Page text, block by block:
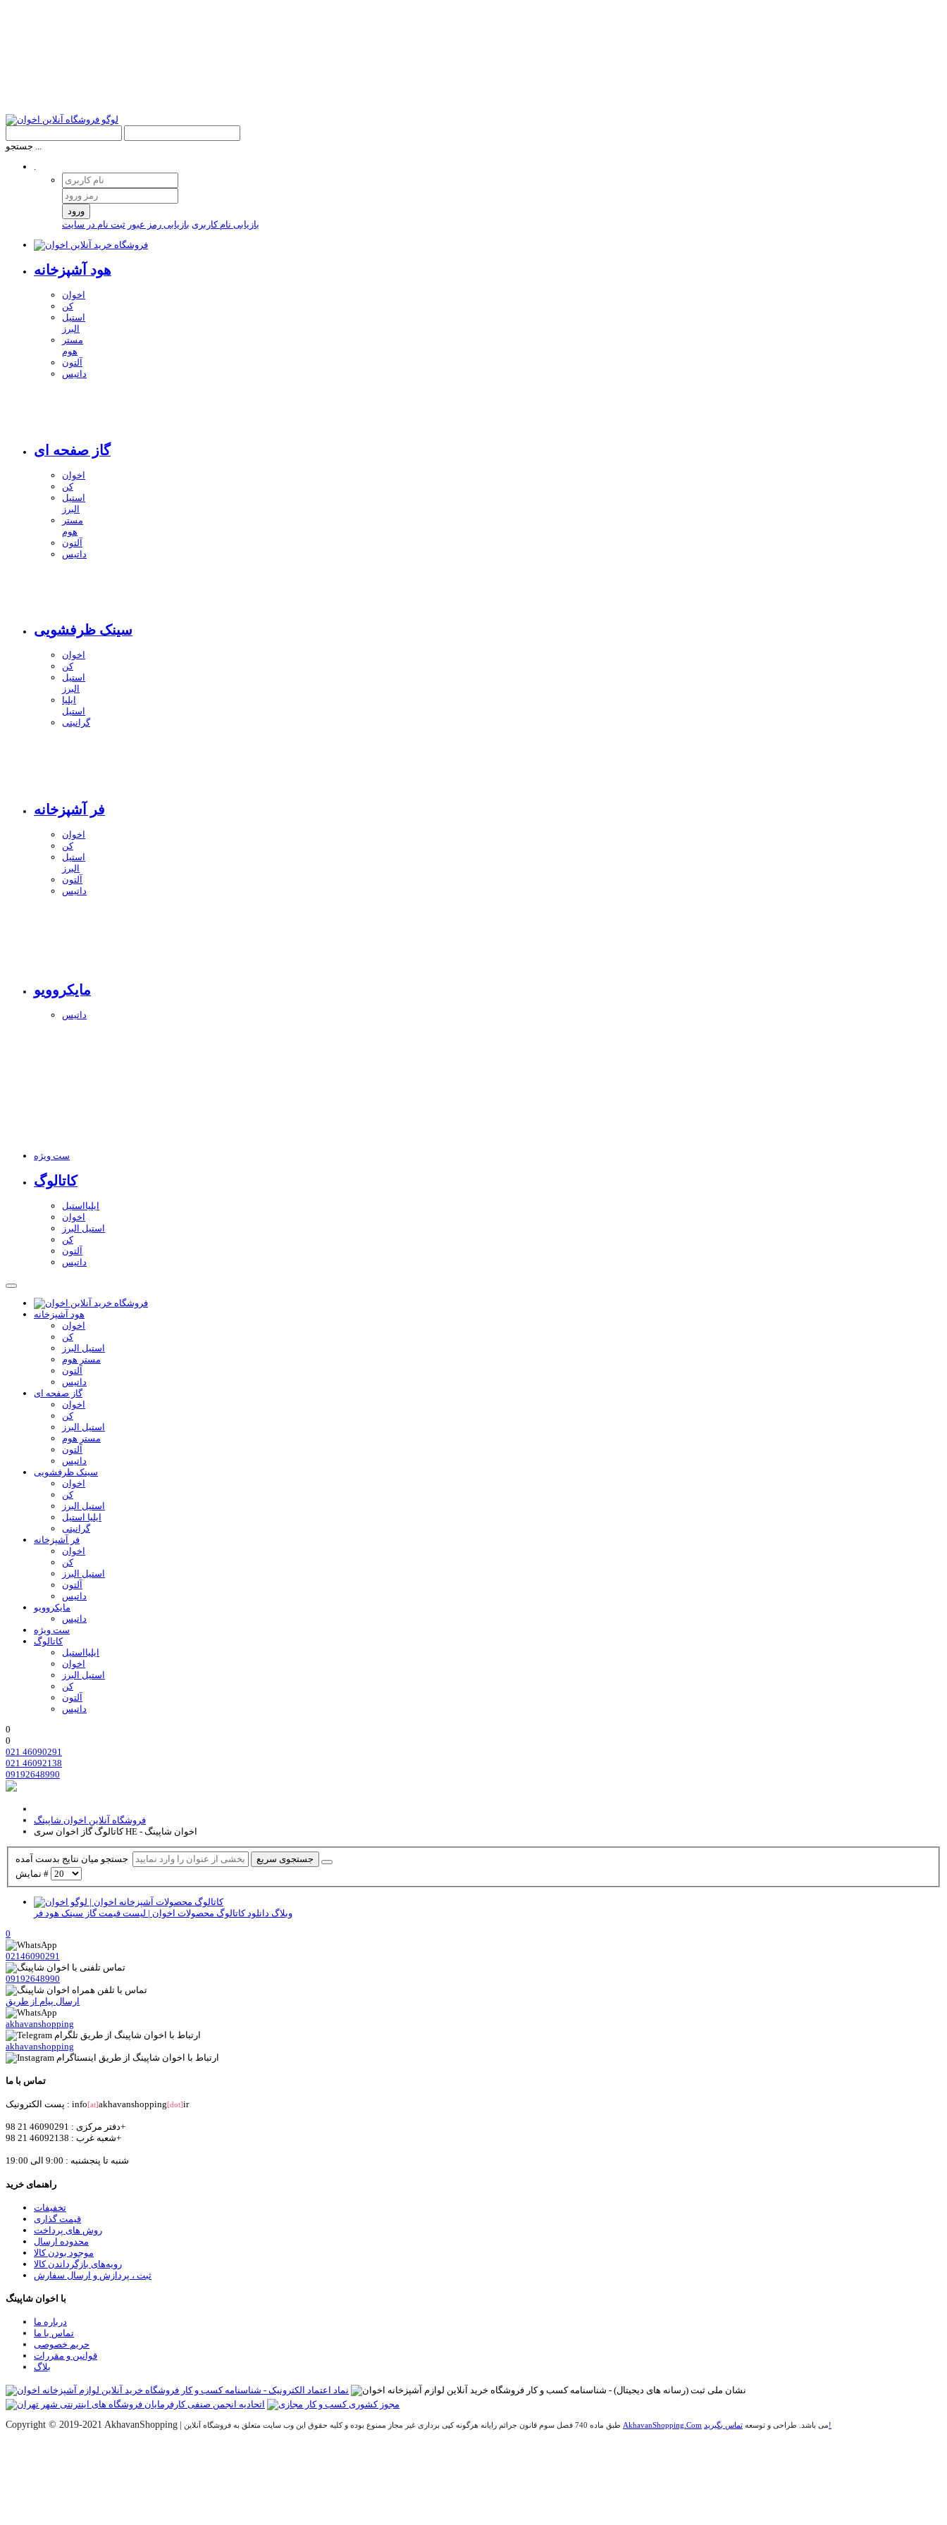
جستجو ...
.
ورود
بازیابی نام کاربری بازیابی رمز عبور ثبت نام در سایت
هود آشپزخانه
اخوان
کن
استیل
البرز
مستر
هوم
آلتون
داتیس
گاز صفحه ای
اخوان
کن
استیل
البرز
مستر
هوم
آلتون
داتیس
سینک ظرفشویی
اخوان
کن
استیل
البرز
ایلیا
استیل
گرانیتی
فر آشپزخانه
اخوان
کن
استیل
البرز
آلتون
داتیس
مایکروویو
داتیس
ست ویژه
کاتالوگ
ایلیااستیل
اخوان
استیل البرز
کن
آلتون
داتیس
هود آشپزخانه
اخوان
کن
استیل البرز
مستر هوم
آلتون
داتیس
گاز صفحه ای
اخوان
کن
استیل البرز
مستر هوم
آلتون
داتیس
سینک ظرفشویی
اخوان
کن
استیل البرز
ایلیا استیل
گرانیتی
فر آشپزخانه
اخوان
کن
استیل البرز
آلتون
داتیس
مایکروویو
داتیس
ست ویژه
کاتالوگ
ایلیااستیل
اخوان
استیل البرز
کن
آلتون
داتیس
0
0
021 46090291
021 46092138
09192648990
فروشگاه آنلاین اخوان شاپینگ
کاتالوگ گاز اخوان سری HE - اخوان شاپینگ
جستجوی سریع
نمایش #
وبلاگ دانلود کاتالوگ محصولات اخوان | لیست قیمت گاز سینک هود فر
0
02146090291
09192648990
ارسال پیام از طریق
akhavanshopping
akhavanshopping
تماس با ما
پست الکترونیک : info[at]akhavanshopping[dot]ir
دفتر مرکزی : 46090291 21 98+
شعبه غرب : 46092138 21 98+
شنبه تا پنجشنبه : 9:00 الی 19:00
راهنمای خرید
تخفیفات
قیمت گذاری
روش های پرداخت
محدوده ارسال
موجود بودن کالا
رویه‌های بازگرداندن کالا
ثبت ، پردازش و ارسال سفارش
با اخوان شاپینگ
درباره ما
تماس با ما
حریم خصوصی
قوانین و مقررات
بلاگ
Copyright © 2019-2021 AkhavanShopping | AkhavanShopping.Com می باشد. طراحی و توسعهتماس بگیرید!